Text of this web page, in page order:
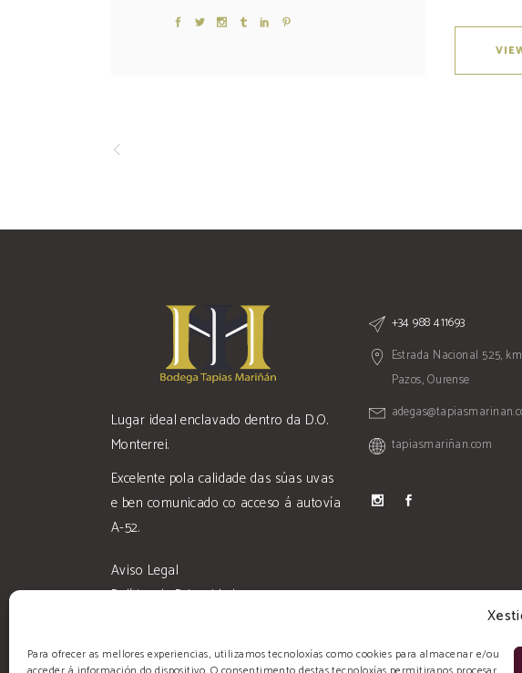
Para ofrecer as mellores experiencias, utilizamos tecnoloxías como cookies para almacenar e/ou
Lugar ideal enclavado dentro da D.O.
Monterrei.
Excelente pola calidade das súas uvas
e ben comunicado co acceso á autovía
A-52.
Aviso Legal
Política de Privacidade
+34 988 411693
Estrada Nacional 525, km
Pazos, Ourense
tapiasmariñan.com